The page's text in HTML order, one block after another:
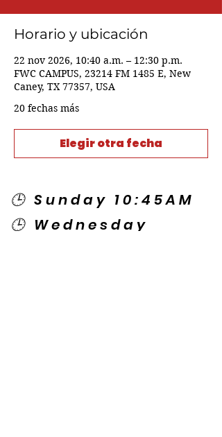
Horario y ubicación
22 nov 2026, 10:40 a.m. – 12:30 p.m.
FWC CAMPUS, 23214 FM 1485 E, New
Caney, TX 77357, USA
20 fechas más
Elegir otra fecha
🕒 Sunday 10:45AM
🕒 Wednesday